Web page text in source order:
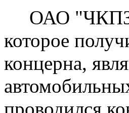
ОАО "ЧКПЗ"
которое
концерна,